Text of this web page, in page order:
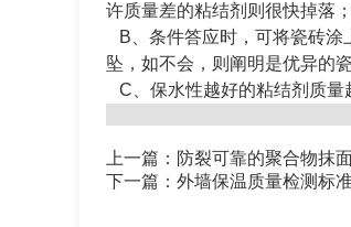
许质量差的粘结剂则很快掉落；
B、条件答应时，可将瓷砖涂
坠，如不会，则阐明是优异的
C、保水性越好的粘结剂质量
上一篇：防裂可靠的聚合物抹
下一篇：外墙保温质量检测标